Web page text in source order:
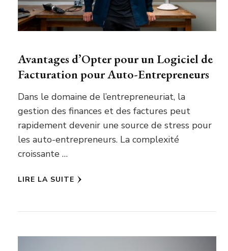
Avantages d’Opter pour un Logiciel de
Facturation pour Auto-Entrepreneurs
Dans le domaine de l’entrepreneuriat, la
gestion des finances et des factures peut
rapidement devenir une source de stress pour
les auto-entrepreneurs. La complexité
croissante …
LIRE LA SUITE